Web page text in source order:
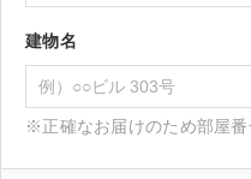
建物名
※正確なお届けのため部屋番